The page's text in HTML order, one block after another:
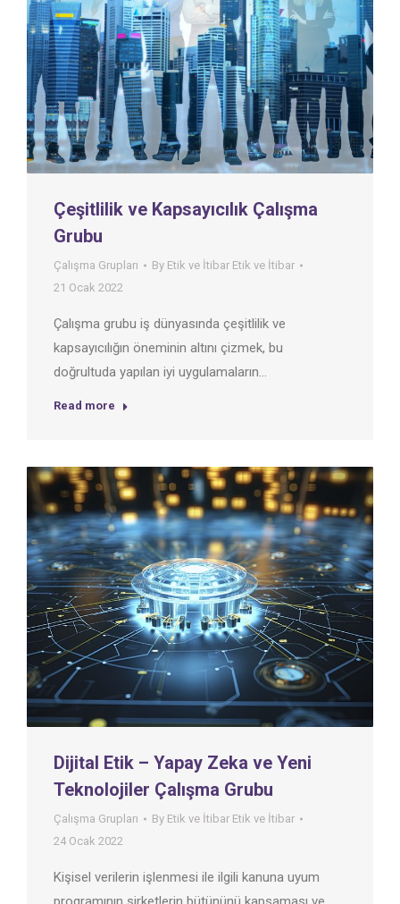
Çeşitlilik ve Kapsayıcılık Çalışma
Grubu
Çalışma Grupları By Etik ve İtibar Etik ve İtibar
21 Ocak 2022
Çalışma grubu iş dünyasında çeşitlilik ve
kapsayıcılığın öneminin altını çizmek, bu
doğrultuda yapılan iyi uygulamaların…
Read more
Dijital Etik – Yapay Zeka ve Yeni
Teknolojiler Çalışma Grubu
Çalışma Grupları By Etik ve İtibar Etik ve İtibar
24 Ocak 2022
Kişisel verilerin işlenmesi ile ilgili kanuna uyum